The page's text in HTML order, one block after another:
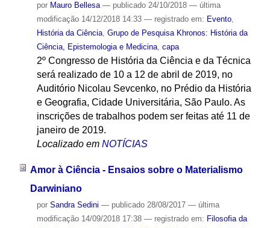
por Mauro Bellesa — publicado24/10/2018 — última
modificação14/12/2018 14:33 — registrado em: Evento,
História da Ciência, Grupo de Pesquisa Khronos: História da
Ciência, Epistemologia e Medicina, capa
2º Congresso de História da Ciência e da Técnica
será realizado de 10 a 12 de abril de 2019, no
Auditório Nicolau Sevcenko, no Prédio da História
e Geografia, Cidade Universitária, São Paulo. As
inscrições de trabalhos podem ser feitas até 11 de
janeiro de 2019.
Localizado em NOTÍCIAS
Amor à Ciência - Ensaios sobre o Materialismo
Darwiniano
por Sandra Sedini — publicado28/08/2017 — última
modificação14/09/2018 17:38 — registrado em: Filosofia da